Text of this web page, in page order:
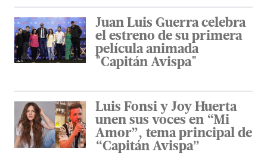
Juan Luis Guerra celebra
el estreno de su primera
película animada
"Capitán Avispa"
Luis Fonsi y Joy Huerta
unen sus voces en “Mi
Amor”, tema principal de
“Capitán Avispa”